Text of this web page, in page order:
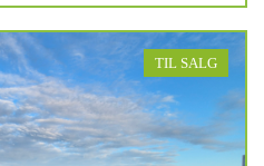
TIL SALG